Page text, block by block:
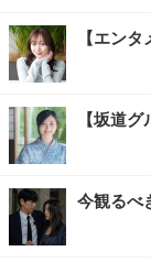
【エン
【坂道
今観るべ